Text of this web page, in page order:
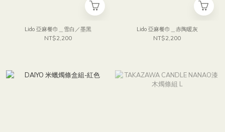
Lido 亞麻餐巾＿雪白／墨黑
NT$2,200
Lido 亞麻餐巾＿赤陶暖灰
NT$2,200